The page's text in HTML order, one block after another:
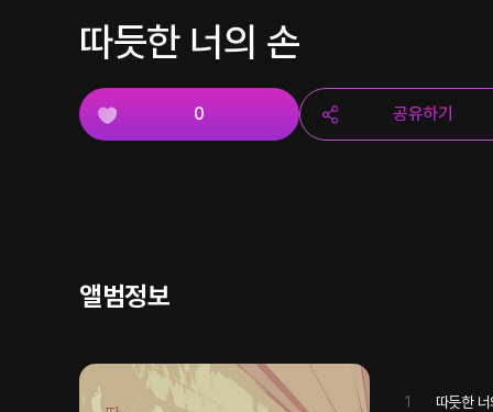
따듯한 너의 손
0 공유하기
앨범정보
1 따듯한